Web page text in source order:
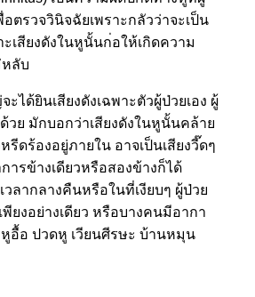
อตรวจวินิจฉัยเพราะกลัวว่าจะเป็น
ะเสียงดังในหูนั้นก่อให้เกิดความ
หลับ
ะได้ยินเสียงดังเฉพาะตัวผู้ป่วยเอง ผู้
วย มักบอกว่าเสียงดังในหูนั้นคล้าย
รีดร้องอยู่ภายใน อาจเป็นเสียงวี๊ดๆ
ารข้างเดียวหรือสองข้างก็ได้
วลากลางคืนหรือในที่เงียบๆ ผู้ป่วย
พียงอย่างเดียว หรือบางคนมีอากา
หูอื้อ ปวดหู เวียนศีรษะ บ้านหมุน